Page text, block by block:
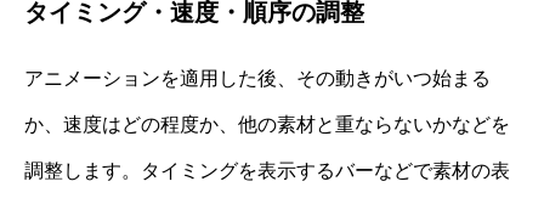
タイミング・速度・順序の調整
アニメーションを適用した後、その動きがいつ始まる
か、速度はどの程度か、他の素材と重ならないかなどを
調整します。タイミングを表示するバーなどで素材の表